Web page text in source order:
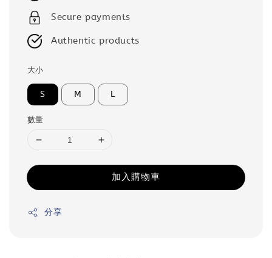
Secure payments
Authentic products
大小
S M L
數量
加入購物車
分享